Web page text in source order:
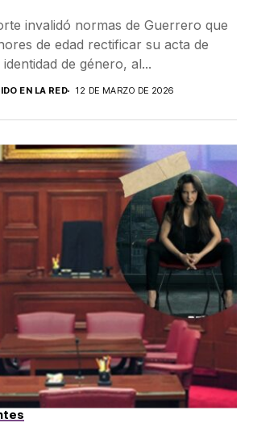
invalidó normas de Guerrero que
de edad rectificar su acta de
de género, al...
EN LA RED 12 DE MARZO DE 2026